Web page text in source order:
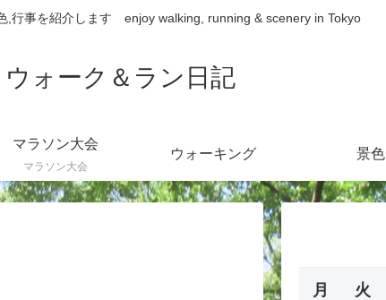
,行事を紹介します enjoy walking, running & scenery in Tokyo
ォーク＆ラン日記
マラソン大会
マラソン大会
ウォーキング 景色
月 火